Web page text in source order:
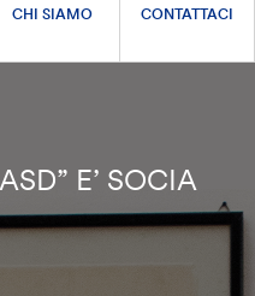
CHI SIAMO CONTATTACI
E’ SOCIA